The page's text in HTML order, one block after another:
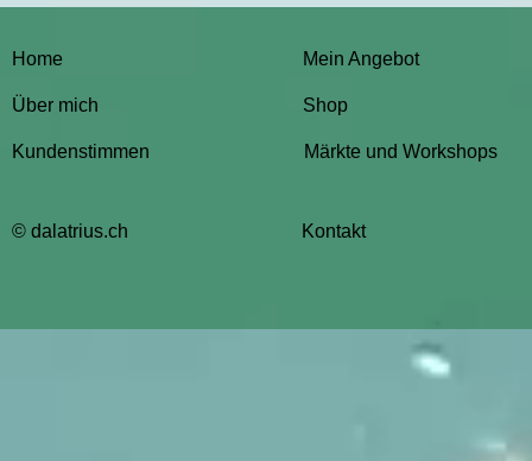
Home
Über mich
Kundenstimmen
© dalatrius.ch
Mein Angebot
Shop
Märkte und Workshops
Kontakt